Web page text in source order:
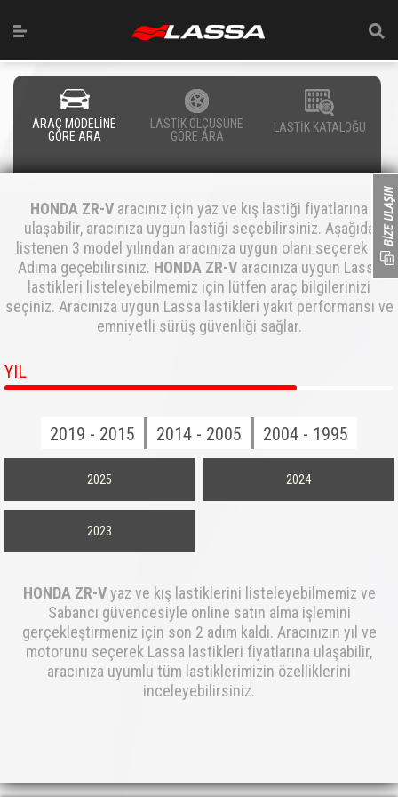
ARAÇ MODELİNE
GÖRE ARA
LASTİK ÖLÇÜSÜNE
GÖRE ARA
LASTİK KATALOĞU
HONDA ZR-V aracınız için yaz ve kış lastiği fiyatlarına
ulaşabilir, aracınıza uygun lastiği seçebilirsiniz. Aşağıda
listenen 3 model yılından aracınıza uygun olanı seçerek 3.
Adıma geçebilirsiniz. HONDA ZR-Varacınıza uygun Lassa
lastikleri listeleyebilmemiz için lütfen araç bilgilerinizi
seçiniz. Aracınıza uygun Lassa lastikleri yakıt performansı ve
emniyetli sürüş güvenliği sağlar.
YIL
2019 - 2015 2014 - 2005 2004 - 1995
2025 2024
2023
HONDA ZR-Vyaz ve kış lastiklerini listeleyebilmemiz ve
Sabancı güvencesiyle online satın alma işlemini
gerçekleştirmeniz için son 2 adım kaldı. Aracınızın yıl ve
motorunu seçerek Lassa lastikleri fiyatlarına ulaşabilir,
aracınıza uyumlu tüm lastiklerimizin özelliklerini
inceleyebilirsiniz.